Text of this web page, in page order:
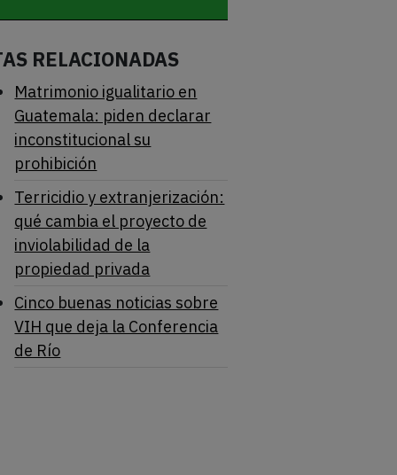
RELACIONADAS
Matrimonio igualitario en
Guatemala: piden declarar
inconstitucional su
prohibición
Terricidio y extranjerización:
qué cambia el proyecto de
inviolabilidad de la
propiedad privada
Cinco buenas noticias sobre
VIH que deja la Conferencia
de Río